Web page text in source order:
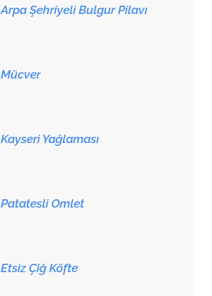
Arpa Şehriyeli Bulgur Pilavı
Mücver
Kayseri Yağlaması
Patatesli Omlet
Etsiz Çiğ Köfte